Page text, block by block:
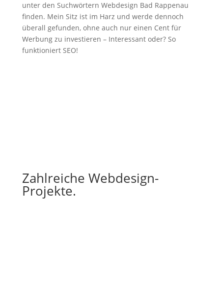
unter den Suchwörtern Webdesign Bad Rappenau
finden. Mein Sitz ist im Harz und werde dennoch
überall gefunden, ohne auch nur einen Cent für
Werbung zu investieren – Interessant oder? So
funktioniert SEO!
Zahlreiche Webdesign-
Projekte.